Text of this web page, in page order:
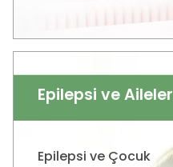
Epilepsi ve Aileler
Epilepsi ve Çocuk